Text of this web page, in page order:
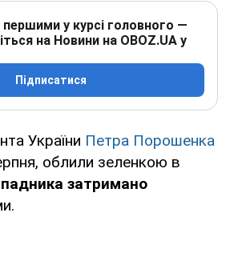
першими у курсі головного —
на Новини на OBOZ.UA у
Підписатися
України Петра Порошенка
облили зеленкою в
затримано